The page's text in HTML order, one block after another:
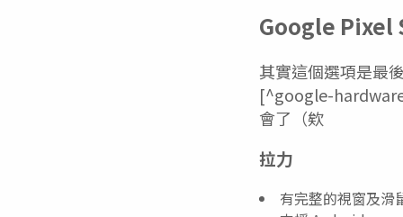
Google Pixel
其實這個選項是最
[^google-
會了（欸
拉力
有完整的視窗及滑